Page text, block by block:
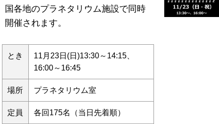
国各地のプラネタリウム施設で同時
開催されます。
とき
11月23日(日)13:30～14:15、
16:00～16:45
場所 プラネタリウム室
定員 各回175名（当日先着順）